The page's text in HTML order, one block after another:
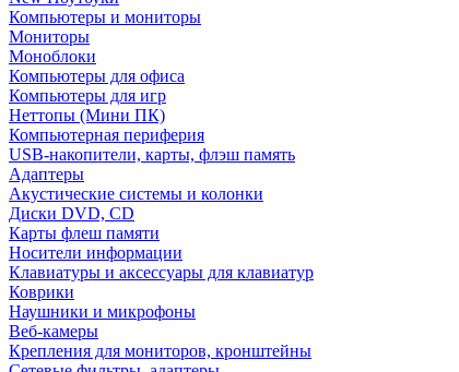
Компьютеры и мониторы
Мониторы
Моноблоки
Компьютеры для офиса
Компьютеры для игр
Неттопы (Мини ПК)
Компьютерная периферия
USB-накопители, карты, флэш память
Адаптеры
Акустические системы и колонки
Диски DVD, CD
Карты флеш памяти
Носители информации
Клавиатуры и аксессуары для клавиатур
Коврики
Наушники и микрофоны
Веб-камеры
Крепления для мониторов, кронштейны